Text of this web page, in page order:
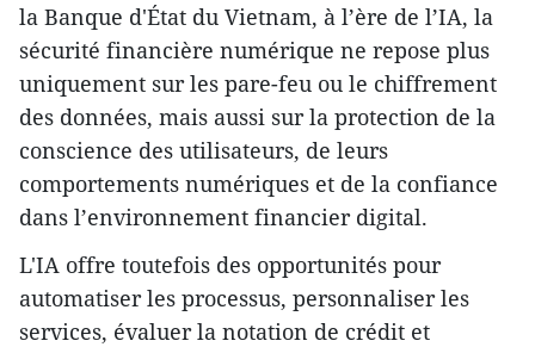
la Banque d'État du Vietnam, à l’ère de l’IA, la
sécurité financière numérique ne repose plus
uniquement sur les pare-feu ou le chiffrement
des données, mais aussi sur la protection de la
conscience des utilisateurs, de leurs
comportements numériques et de la confiance
dans l’environnement financier digital.
L'IA offre toutefois des opportunités pour
automatiser les processus, personnaliser les
services, évaluer la notation de crédit et